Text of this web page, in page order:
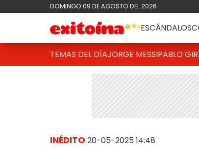
DOMINGO 09 DE AGOSTO DEL 2026
ESCÁNDALOS
TEMAS DEL DÍAJORGE MESSIPABLO
INÉDITO 20-05-2025 14:48